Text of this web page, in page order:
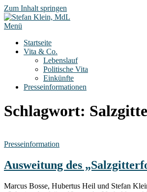
Zum Inhalt springen
Menü
Startseite
Vita & Co.
Lebenslauf
Politische Vita
Einkünfte
Presseinformationen
Schlagwort:
Presseinformation
Ausweitung des
Marcus Bosse, Hubertus Heil und Stefan